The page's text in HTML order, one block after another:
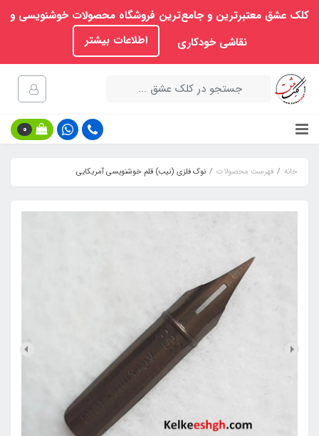
کلک عشق معتبرترین و جامع‌ترین فروشگاه محصولات خوشنویسی و
نقاشی خودکاری
اطلاعات بیشتر
0
خانه فهرست محصولات نوک فلزی (نیب) قلم خوشنویسی آمریکایی